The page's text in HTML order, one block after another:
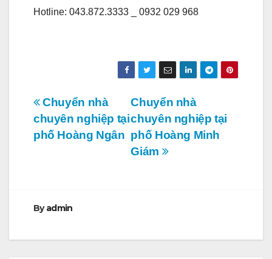
Hotline: 043.872.3333 _ 0932 029 968
Điều
hướng
Chuyển nhà
chuyên nghiệp tại
phố Hoàng Minh
Giám
Chuyển nhà
chuyên nghiệp tại
phố Hoàng Ngân
Byadmin